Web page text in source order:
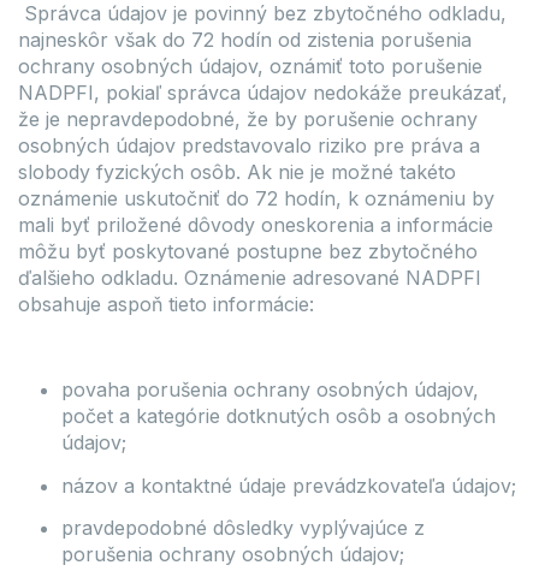
Správca údajov je povinný bez zbytočného odkladu,
najneskôr však do 72 hodín od zistenia porušenia
ochrany osobných údajov, oznámiť toto porušenie
NADPFI, pokiaľ správca údajov nedokáže preukázať,
že je nepravdepodobné, že by porušenie ochrany
osobných údajov predstavovalo riziko pre práva a
slobody fyzických osôb. Ak nie je možné takéto
oznámenie uskutočniť do 72 hodín, k oznámeniu by
mali byť priložené dôvody oneskorenia a informácie
môžu byť poskytované postupne bez zbytočného
ďalšieho odkladu. Oznámenie adresované NADPFI
obsahuje aspoň tieto informácie:
povaha porušenia ochrany osobných údajov,
počet a kategórie dotknutých osôb a osobných
údajov;
názov a kontaktné údaje prevádzkovateľa údajov;
pravdepodobné dôsledky vyplývajúce z
porušenia ochrany osobných údajov;